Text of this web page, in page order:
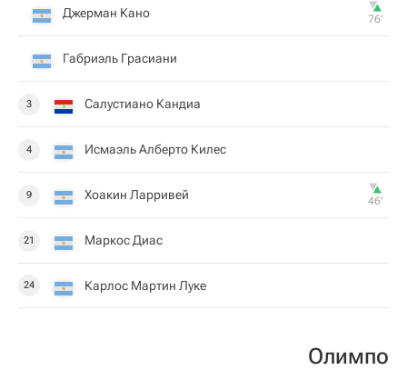
Джерман Кано 76‎’‎
Габриэль Грасиани
3 Салустиано Кандиа
4 Исмаэль Алберто Килес
9 Хоакин Ларривей 46‎’‎
21 Маркос Диас
24 Карлос Мартин Луке
Олимпо